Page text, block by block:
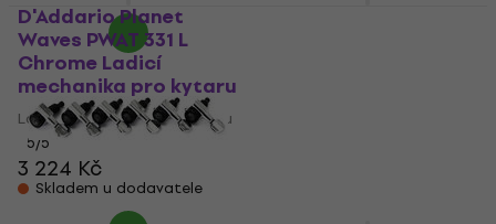
D'Addario Planet
Waves PWAT 331 L
Chrome Ladicí
mechanika pro kytaru
Ladicí mechanika pro kytaru
5/5
3 224 Kč
Skladem u dodavatele